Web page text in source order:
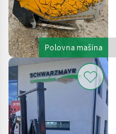
Polovna mašina